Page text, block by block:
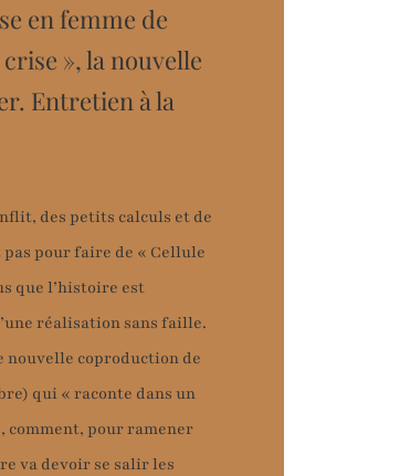
en femme de
», la nouvelle
Entretien à la
des petits calculs et de
pour faire de « Cellule
que l’histoire est
réalisation sans faille.
nouvelle coproduction de
qui « raconte dans un
comment, pour ramener
va devoir se salir les